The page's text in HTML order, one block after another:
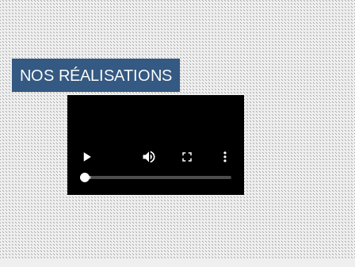
NOS RÉALISATIONS